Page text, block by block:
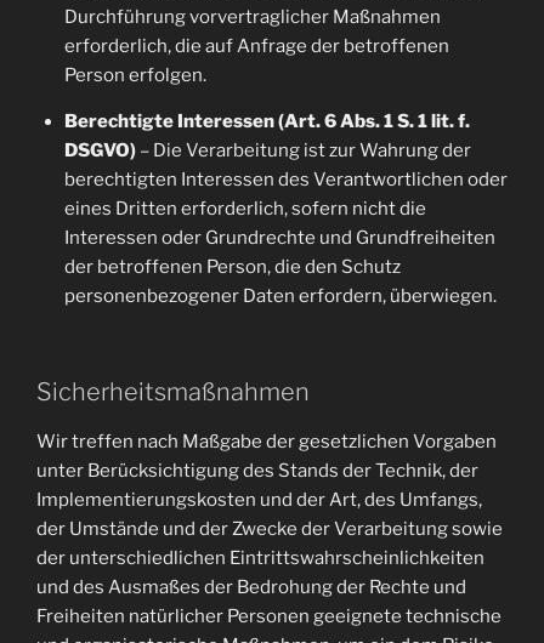
Durchführung vorvertraglicher Maßnahmen
erforderlich, die auf Anfrage der betroffenen
Person erfolgen.
Berechtigte Interessen (Art. 6 Abs. 1 S. 1 lit. f.
DSGVO)– Die Verarbeitung ist zur Wahrung der
berechtigten Interessen des Verantwortlichen oder
eines Dritten erforderlich, sofern nicht die
Interessen oder Grundrechte und Grundfreiheiten
der betroffenen Person, die den Schutz
personenbezogener Daten erfordern, überwiegen.
Sicherheitsmaßnahmen
Wir treffen nach Maßgabe der gesetzlichen Vorgaben
unter Berücksichtigung des Stands der Technik, der
Implementierungskosten und der Art, des Umfangs,
der Umstände und der Zwecke der Verarbeitung sowie
der unterschiedlichen Eintrittswahrscheinlichkeiten
und des Ausmaßes der Bedrohung der Rechte und
Freiheiten natürlicher Personen geeignete technische